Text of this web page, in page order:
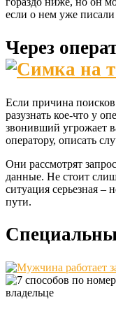
если о нем уже писали
Через
Если причина
разузнать кое-что у
звонивший угрожает
оператору, описать
Они рассмотрят
данные. Не стоит
ситуация серьезная –
пути.